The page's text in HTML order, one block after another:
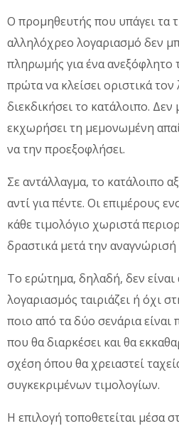
Ο προμηθευτής που υπάγει τα
αλληλόχρεο λογαριασμό δεν
πληρωμής για ένα ανεξόφλητο
πρώτα να κλείσει οριστικά
διεκδικήσει το κατάλοιπο. Δεν
εκχωρήσει τη μεμονωμένη
να την προεξοφλήσει.
Σε αντάλλαγμα, το κατάλοιπο
αντί για πέντε. Οι επιμέρους
κάθε τιμολόγιο χωριστά
δραστικά μετά την αναγνώρισή
Το ερώτημα, δηλαδή, δεν
λογαριασμός ταιριάζει ή όχι
ποιο από τα δύο σενάρια είναι
που θα διαρκέσει και θα
σχέση όπου θα χρειαστεί
συγκεκριμένων τιμολογίων.
Η επιλογή τοποθετείται μέσα